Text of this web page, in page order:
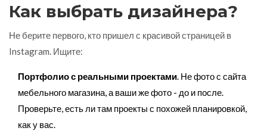
Как выбрать дизайнера?
Не берите первого, кто пришел с красивой страницей в
Instagram. Ищите:
Портфолио с реальными проектами. Не фото с сайта
мебельного магазина, а ваши же фото - до и после.
Проверьте, есть ли там проекты с похожей планировкой,
как у вас.